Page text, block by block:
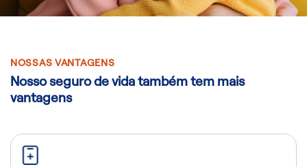
NOSSAS VANTAGENS
Nosso seguro de vida também tem mais
vantagens